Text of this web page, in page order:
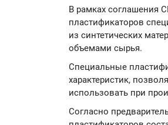
В рамках соглашения
пластификаторов
из синтетических
объемами сырья.
Специальные
характеристик,
использовать при
Согласно